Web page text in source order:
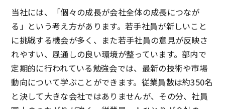
当社には、「個々の成長が会社全体の成長につなが
る」という考え方があります。若手社員が新しいこと
に挑戦する機会が多く、また若手社員の意見が反映さ
れやすい、風通しの良い環境が整っています。部内で
定期的に行われている勉強会では、最新の技術や市場
動向について学ぶことができます。従業員数は約350名
と決して大きな会社ではありませんが、その分、社員